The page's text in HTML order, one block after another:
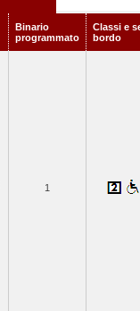
Binario
programmato
Classi e
bordo
1